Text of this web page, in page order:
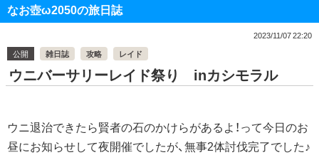
なお壺ω2050の旅日誌
2023/11/07 22:20
公開
雑日誌 攻略 レイド
ウニバーサリーレイド祭り inカシモラル
ウニ退治できたら賢者の石のかけらがあるよ！って今日のお
昼にお知らせして夜開催でしたが、無事2体討伐完了でした♪